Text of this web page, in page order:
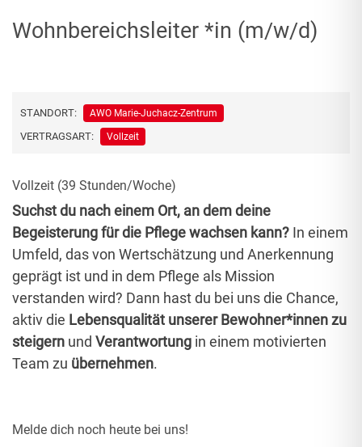
Wohnbereichsleiter *in (m/w/d)
STANDORT: AWO Marie-Juchacz-Zentrum
VERTRAGSART: Vollzeit
Vollzeit (39 Stunden/Woche)
Suchst du nach einem Ort, an dem deine
Begeisterung für die Pflege wachsen kann? In einem
Umfeld, das von Wertschätzung und Anerkennung
geprägt ist und in dem Pflege als Mission
verstanden wird? Dann hast du bei uns die Chance,
aktiv die Lebensqualität unserer Bewohner*innen zu
steigern und Verantwortung in einem motivierten
Team zu übernehmen.
Melde dich noch heute bei uns!